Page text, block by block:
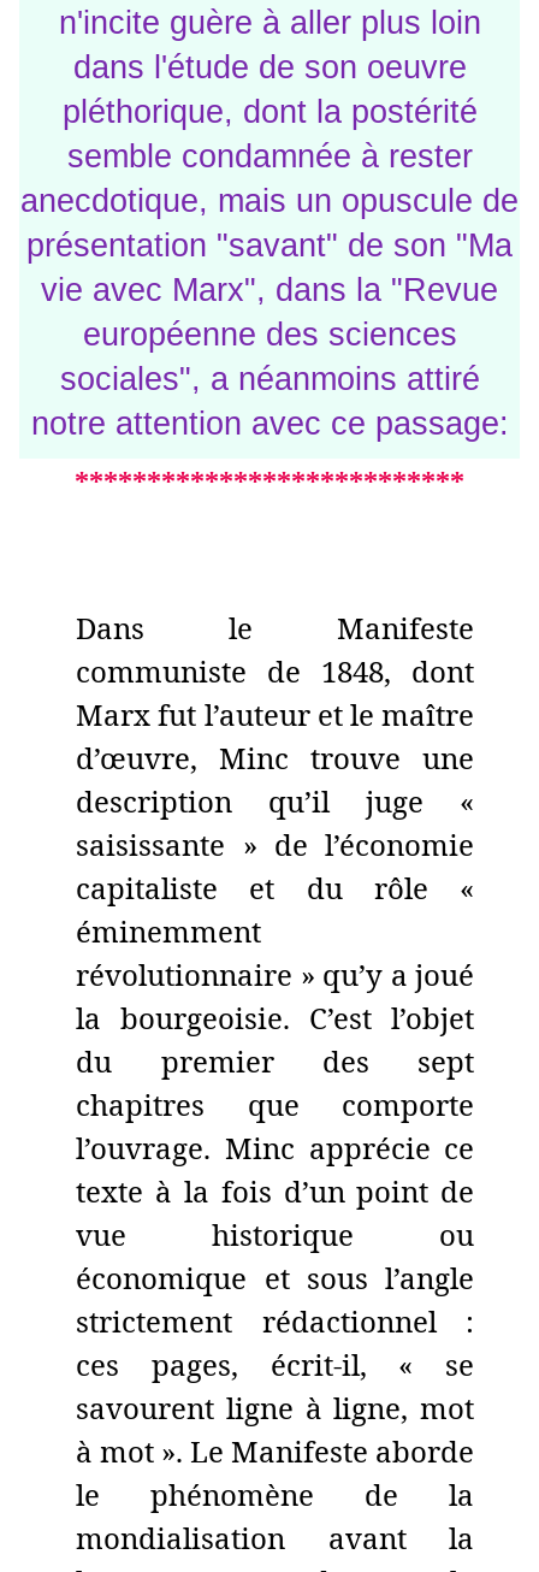
n'incite guère à aller plus loin
dans l'étude de son oeuvre
pléthorique, dont la postérité
semble condamnée à rester
anecdotique, mais un opuscule de
présentation "savant" de son "Ma
vie avec Marx", dans la "Revue
européenne des sciences
sociales", a néanmoins attiré
notre attention avec ce passage:
***************************
Dans le Manifeste
communiste de 1848, dont
Marx fut l’auteur et le maître
d’œuvre, Minc trouve une
description qu’il juge «
saisissante » de l’économie
capitaliste et du rôle «
éminemment
révolutionnaire » qu’y a joué
la bourgeoisie. C’est l’objet
du premier des sept
chapitres que comporte
l’ouvrage. Minc apprécie ce
texte à la fois d’un point de
vue historique ou
économique et sous l’angle
strictement rédactionnel :
ces pages, écrit-il, « se
savourent ligne à ligne, mot
à mot ». Le Manifeste aborde
le phénomène de la
mondialisation avant la